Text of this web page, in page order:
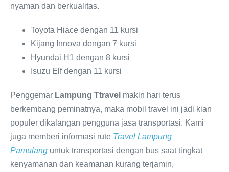
nyaman dan berkualitas.
Toyota Hiace dengan 11 kursi
Kijang Innova dengan 7 kursi
Hyundai H1 dengan 8 kursi
Isuzu Elf dengan 11 kursi
Penggemar Lampung Ttravel makin hari terus
berkembang peminatnya, maka mobil travel ini jadi kian
populer dikalangan pengguna jasa transportasi. Kami
juga memberi informasi rute Travel Lampung
Pamulang untuk transportasi dengan bus saat tingkat
kenyamanan dan keamanan kurang terjamin,